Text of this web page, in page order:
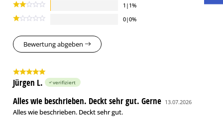
1|1%
0|0%
Bewertung abgeben
Jürgen L. verifiziert
Alles wie beschrieben. Deckt sehr gut. Gerne 13.07.2026
Alles wie beschrieben. Deckt sehr gut.